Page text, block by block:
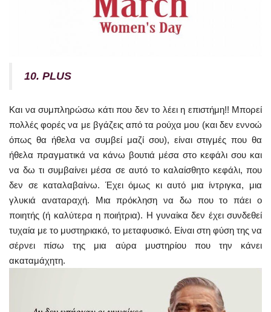
10. PLUS
Και να συμπληρώσω κάτι που δεν το λέει η επιστήμη!! Μπορεί
πολλές φορές να με βγάζεις από τα ρούχα μου (και δεν εννοώ
όπως θα ήθελα να συμβεί μαζί σου), είναι στιγμές που θα
ήθελα πραγματικά να κάνω βουτιά μέσα στο κεφάλι σου και
να δω τι συμβαίνει μέσα σε αυτό το καλαίσθητο κεφάλι, που
δεν σε καταλαβαίνω. Έχει όμως κι αυτό μια ίντριγκα, μια
γλυκιά αναταραχή. Μια πρόκληση να δω που το πάει ο
ποιητής (ή καλύτερα η ποιήτρια). Η γυναίκα δεν έχει συνδεθεί
τυχαία με το μυστηριακό, το μεταφυσικό. Είναι στη φύση της να
σέρνει πίσω της μια αύρα μυστηρίου που την κάνει
ακαταμάχητη.